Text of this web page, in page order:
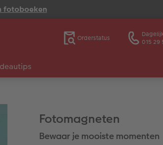
fotoboeken
Orderstatus
015 29
Fotomagneten
Bewaar je mooiste momenten